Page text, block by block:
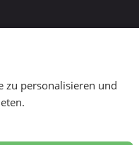
zu personalisieren und